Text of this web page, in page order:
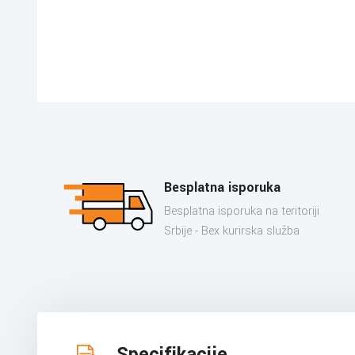
Besplatna isporuka
Besplatna isporuka na teritoriji
Srbije - Bex kurirska služba